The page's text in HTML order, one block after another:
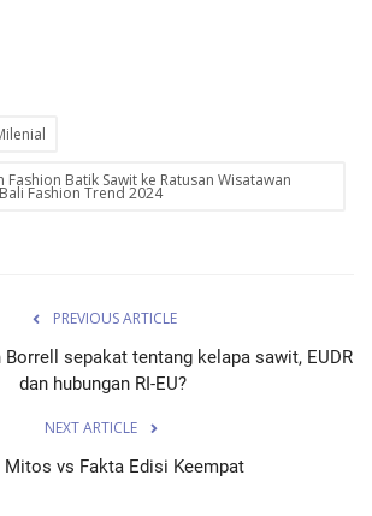
Fashion Batik Sawit ke Ratusan Wisatawan
Fashion Trend 2024
PREVIOUS ARTICLE
Borrell sepakat tentang kelapa sawit, EUDR
dan hubungan RI-EU?
NEXT ARTICLE
Mitos vs Fakta Edisi Keempat